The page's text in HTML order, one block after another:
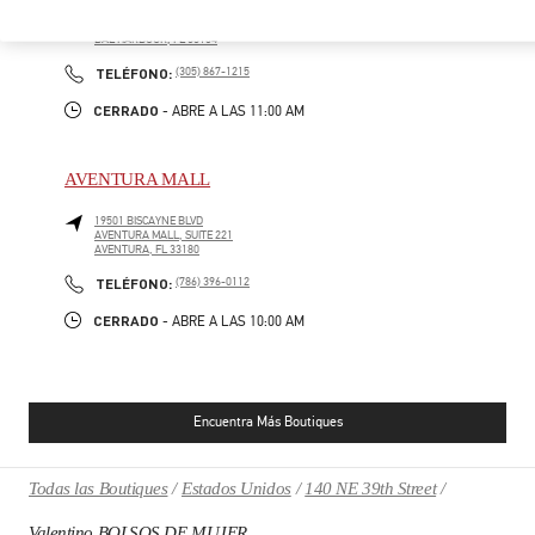
BAL HARBOUR, FL33154
TELÉFONO: PHONE
(305) 867-1215
CERRADO - ABRE A LAS 11:00 AM
AVENTURA MALL
19501 BISCAYNE BLVD
AVENTURA MALL, SUITE 221
AVENTURA, FL33180
TELÉFONO: PHONE
(786) 396-0112
CERRADO - ABRE A LAS 10:00 AM
Encuentra Más Boutiques
Todas las Boutiques Estados Unidos 140 NE 39th Street